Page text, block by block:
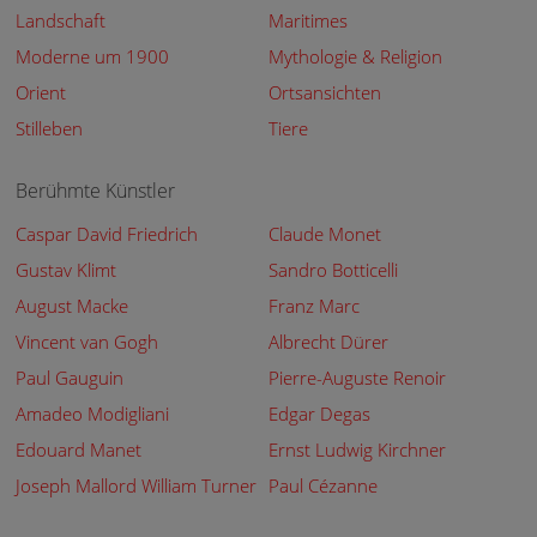
Landschaft
Maritimes
Moderne um 1900
Mythologie & Religion
Orient
Ortsansichten
Stilleben
Tiere
Berühmte Künstler
Caspar David Friedrich
Claude Monet
Gustav Klimt
Sandro Botticelli
August Macke
Franz Marc
Vincent van Gogh
Albrecht Dürer
Paul Gauguin
Pierre-Auguste Renoir
Amadeo Modigliani
Edgar Degas
Edouard Manet
Ernst Ludwig Kirchner
Joseph Mallord William Turner Paul Cézanne